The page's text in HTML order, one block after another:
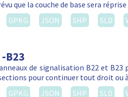
que la couche de base sera
GPKG JSON SHP SLD
-B23
de signalisation B22 et
pour continuer tout droit ou
GPKG JSON SHP SLD